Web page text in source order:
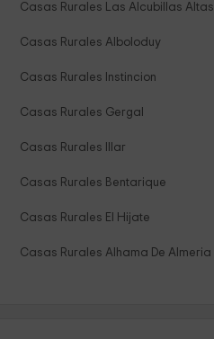
Casas Rurales Las Alcubillas Altas
Casas Rurales Alboloduy
Casas Rurales Instincion
Casas Rurales Gergal
Casas Rurales Illar
Casas Rurales Bentarique
Casas Rurales El Hijate
Casas Rurales Alhama De Almeria